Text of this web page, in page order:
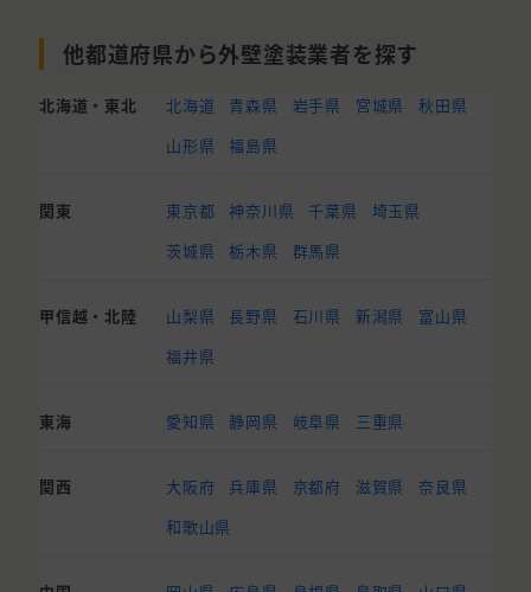
他都道府県から外壁塗装業者を探す
北海道・東北 北海道 青森県 岩手県 宮城県
秋田県
山形県
福島県
関東 東京都 神奈川県 千葉県
埼玉県
茨城県
栃木県 群馬県
甲信越・北陸 山梨県 長野県 石川県 新潟県
富山県
福井県
東海 愛知県 静岡県 岐阜県 三重県
関西 大阪府 兵庫県 京都府 滋賀県
奈良県
和歌山県